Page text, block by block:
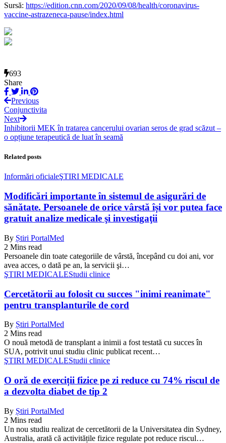
Sursă: https://edition.cnn.com/2020/09/08/health/coronavirus-
vaccine-astrazeneca-pause/index.html
693
Share
Previous
Conjunctivita
Next
Inhibitorii MEK în tratarea cancerului ovarian seros de grad scăzut –
o opțiune terapeutică de luat în seamă
Related posts
Informări oficialeŞTIRI MEDICALE
Modificări importante în sistemul de asigurări de
sănătate. Persoanele de orice vârstă își vor putea face
gratuit analize medicale şi investigaţii
By Știri PortalMed
2 Mins read
Persoanele din toate categoriile de vârstă, începând cu doi ani, vor
avea acces, o dată pe an, la servicii şi…
ŞTIRI MEDICALEStudii clinice
Cercetătorii au folosit cu succes "inimi reanimate"
pentru transplanturile de cord
By Știri PortalMed
2 Mins read
O nouă metodă de transplant a inimii a fost testată cu succes în
SUA, potrivit unui studiu clinic publicat recent…
ŞTIRI MEDICALEStudii clinice
O oră de exerciții fizice pe zi reduce cu 74% riscul de
a dezvolta diabet de tip 2
By Știri PortalMed
2 Mins read
Un nou studiu realizat de cercetătorii de la Universitatea din Sydney,
Australia, arată că activitățile fizice regulate pot reduce riscul…